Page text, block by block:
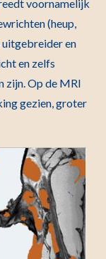
voornamelijk
(heup,
uitgebreider en
en zelfs
zijn. Op de MRI
gezien, groter